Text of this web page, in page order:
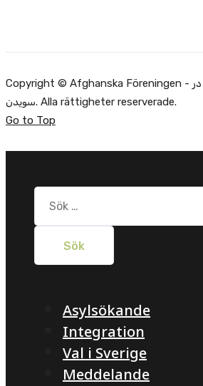
Copyright © Afghanska Föreningen - انجمن افغانها در
سویدن. Alla rättigheter reserverade.
Go to Top
Sök
efter:
Asylsökande
Integration
Val i Sverige
Meddelande